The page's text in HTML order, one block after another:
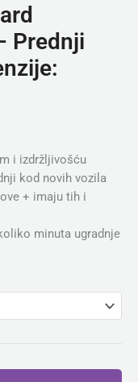
Prednji
i izdržljivošću
kod novih vozila
+ imaju tih i
minuta ugradnje